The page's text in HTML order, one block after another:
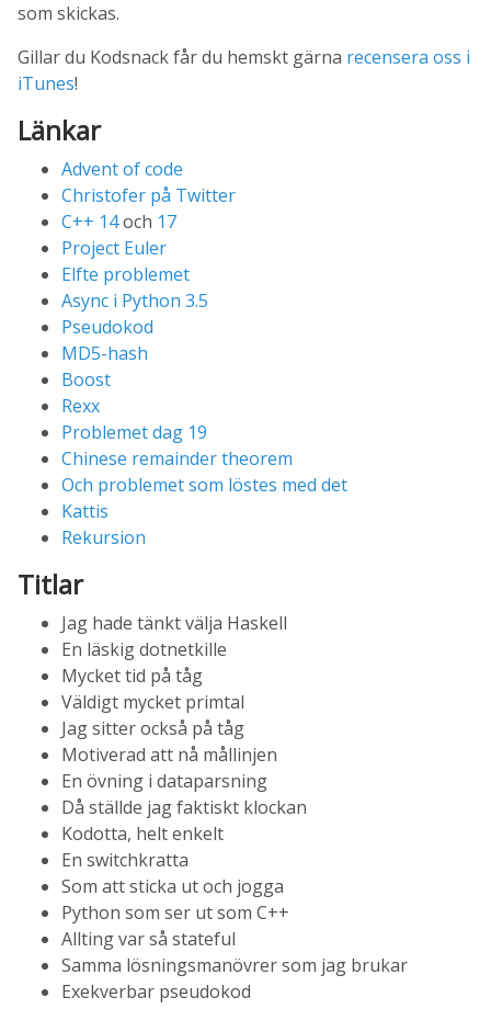
som skickas.
Gillar du Kodsnack får du hemskt gärna recensera oss i
iTunes!
Länkar
Advent of code
Christofer på Twitter
C++ 14och 17
Project Euler
Elfte problemet
Async i Python 3.5
Pseudokod
MD5-hash
Boost
Rexx
Problemet dag 19
Chinese remainder theorem
Och problemet som löstes med det
Kattis
Rekursion
Titlar
Jag hade tänkt välja Haskell
En läskig dotnetkille
Mycket tid på tåg
Väldigt mycket primtal
Jag sitter också på tåg
Motiverad att nå mållinjen
En övning i dataparsning
Då ställde jag faktiskt klockan
Kodotta, helt enkelt
En switchkratta
Som att sticka ut och jogga
Python som ser ut som C++
Allting var så stateful
Samma lösningsmanövrer som jag brukar
Exekverbar pseudokod